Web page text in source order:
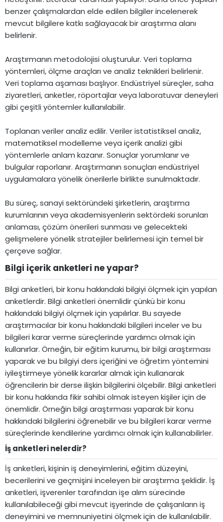
benzer çalışmalardan elde edilen bilgiler incelenerek
mevcut bilgilere katkı sağlayacak bir araştırma alanı
belirlenir.
Araştırmanın metodolojisi oluşturulur. Veri toplama
yöntemleri, ölçme araçları ve analiz teknikleri belirlenir.
Veri toplama aşaması başlıyor. Endüstriyel süreçler, saha
ziyaretleri, anketler, röportajlar veya laboratuvar deneyleri
gibi çeşitli yöntemler kullanılabilir.
Toplanan veriler analiz edilir. Veriler istatistiksel analiz,
matematiksel modelleme veya içerik analizi gibi
yöntemlerle anlam kazanır. Sonuçlar yorumlanır ve
bulgular raporlanır. Araştırmanın sonuçları endüstriyel
uygulamalara yönelik önerilerle birlikte sunulmaktadır.
Bu süreç, sanayi sektöründeki şirketlerin, araştırma
kurumlarının veya akademisyenlerin sektördeki sorunları
anlaması, çözüm önerileri sunması ve gelecekteki
gelişmelere yönelik stratejiler belirlemesi için temel bir
çerçeve sağlar.
Bilgi içerik anketleri ne yapar?​
Bilgi anketleri, bir konu hakkındaki bilgiyi ölçmek için yapılan
anketlerdir. Bilgi anketleri önemlidir çünkü bir konu
hakkındaki bilgiyi ölçmek için yapılırlar. Bu sayede
araştırmacılar bir konu hakkındaki bilgileri inceler ve bu
bilgileri karar verme süreçlerinde yardımcı olmak için
kullanırlar. Örneğin, bir eğitim kurumu, bir bilgi araştırması
yaparak ve bu bilgiyi ders içeriğini ve öğretim yöntemini
iyileştirmeye yönelik kararlar almak için kullanarak
öğrencilerin bir derse ilişkin bilgilerini ölçebilir. Bilgi anketleri
bir konu hakkında fikir sahibi olmak isteyen kişiler için de
önemlidir. Örneğin bilgi araştırması yaparak bir konu
hakkındaki bilgilerini öğrenebilir ve bu bilgileri karar verme
süreçlerinde kendilerine yardımcı olmak için kullanabilirler.
İş anketleri nelerdir?​
İş anketleri, kişinin iş deneyimlerini, eğitim düzeyini,
becerilerini ve geçmişini inceleyen bir araştırma şeklidir. İş
anketleri, işverenler tarafından işe alım sürecinde
kullanılabileceği gibi mevcut işyerinde de çalışanların iş
deneyimini ve memnuniyetini ölçmek için de kullanılabilir.